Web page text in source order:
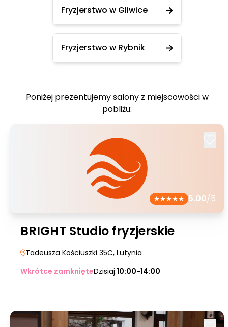
Fryzjerstwo w Gliwice
Fryzjerstwo w Rybnik
Poniżej prezentujemy salony z miejscowości w
pobliżu:
5.00/5
BRIGHT Studio fryzjerskie
Tadeusza Kościuszki 35C, Lutynia
Wkrótce zamknięteDzisiaj:10:00-14:00